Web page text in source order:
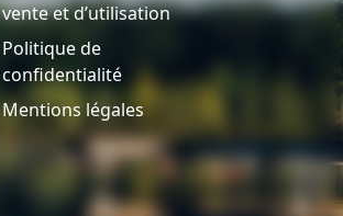
vente et d’utilisation
Politique de
confidentialité
Mentions légales